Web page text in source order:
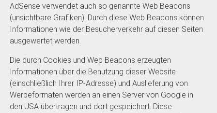
AdSense verwendet auch so genannte Web Beacons
(unsichtbare Grafiken). Durch diese Web Beacons können
Informationen wie der Besucherverkehr auf diesen Seiten
ausgewertet werden.
Die durch Cookies und Web Beacons erzeugten
Informationen über die Benutzung dieser Website
(einschließlich Ihrer IP-Adresse) und Auslieferung von
Werbeformaten werden an einen Server von Google in
den USA übertragen und dort gespeichert. Diese